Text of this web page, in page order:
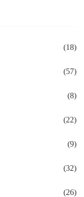
(18)
(57)
(8)
(22)
(9)
(32)
(26)